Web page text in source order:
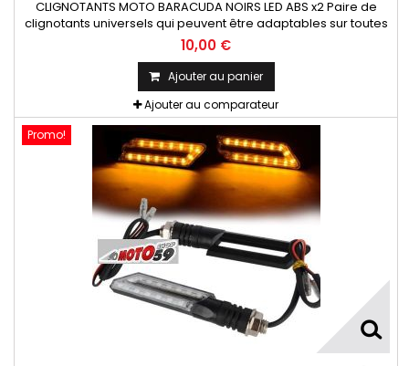
CLIGNOTANTS MOTO BARACUDA NOIRS LED ABS x2 Paire de
clignotants universels qui peuvent être adaptables sur toutes
motos ou scooters
10,00 €
Ajouter au panier
Ajouter au comparateur
Promo!